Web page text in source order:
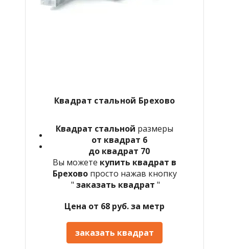
Квадрат стальной Брехово
Квадрат стальной размеры
от квадрат 6
до квадрат 70
Вы можете купить квадрат в
Брехово просто нажав кнопку
" заказать квадрат "
Цена от 68 руб. за метр
заказать квадрат